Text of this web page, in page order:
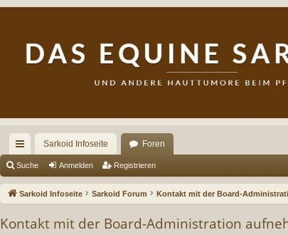
ch
ne
ug
Sarkoid Infoseite Foren
Suche Anmelden Registrieren
Sarkoid Infoseite Sarkoid Forum Kontakt mit der Board-
Kontakt mit der Board-Administration